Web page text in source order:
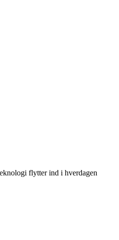
flytter ind i hverdagen